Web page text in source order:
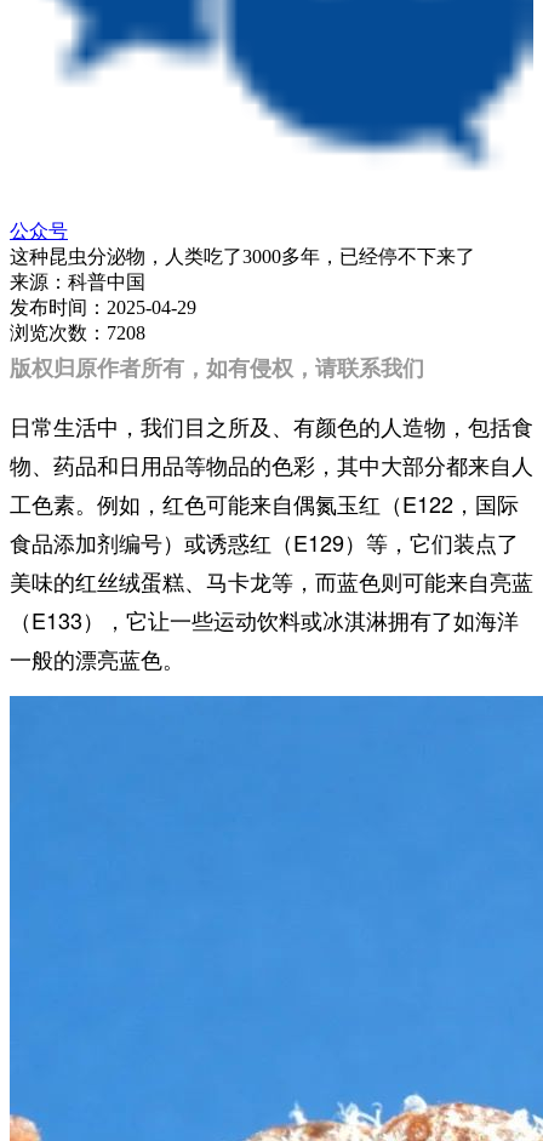
公众号
这种昆虫分泌物，人类吃了3000多年，已经停不下来了
来源： 科普中国
发布时间： 2025-04-29
浏览次数： 7208
版权归原作者所有，如有侵权，请联系我们
日常生活中，我们目之所及、有颜色的人造物，包括食
物、药品和日用品等物品的色彩，其中大部分都来自人
工色素。例如，红色可能来自偶氮玉红（E122，国际
食品添加剂编号）或诱惑红（E129）等，它们装点了
美味的红丝绒蛋糕、马卡龙等，而蓝色则可能来自亮蓝
（E133），它让一些运动饮料或冰淇淋拥有了如海洋
一般的漂亮蓝色。